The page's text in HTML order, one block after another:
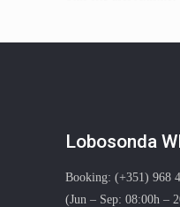
Lobosonda
Booking: (+351) 968
(Jun – Sep: 08:00h –